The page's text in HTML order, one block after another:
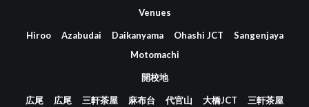
Venues
Hiroo Azabudai Daikanyama Ohashi JCT
Sangenjaya
Motomachi
開校地
広尾 広尾 三軒茶屋 麻布台 代官山 大橋JCT
三軒茶屋